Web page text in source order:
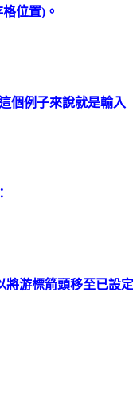
位置)。
個例子來說就是輸
：
游標箭頭移至已設